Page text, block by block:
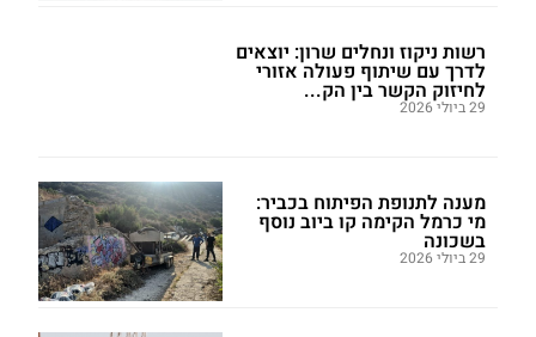
רשות ניקוז ונחלים שרון: יוצאים
לדרך עם שיתוף פעולה אזורי
לחיזוק הקשר בין הק...
29 ביולי 2026
מענה לתנופת הפיתוח בכביר:
מי כרמל הקימה קו ביוב נוסף
בשכונה
29 ביולי 2026